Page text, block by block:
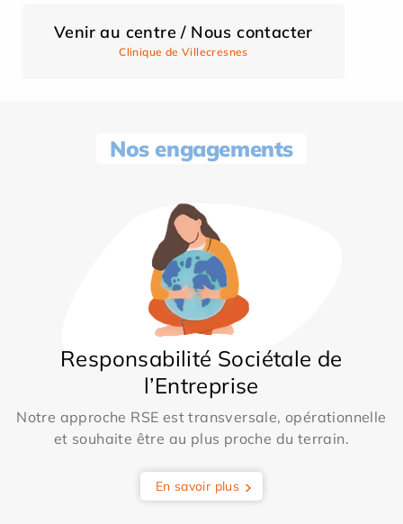
Venir au centre / Nous contacter
Clinique de Villecresnes
Nos engagements
Responsabilité Sociétale de
l’Entreprise
Notre approche RSE est transversale, opérationnelle
et souhaite être au plus proche du terrain.
En savoir plus